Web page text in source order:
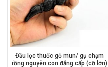
Đầu lọc thuốc gỗ mun/ gụ chạm
rồng nguyên con đẳng cấp (cỡ lớn)